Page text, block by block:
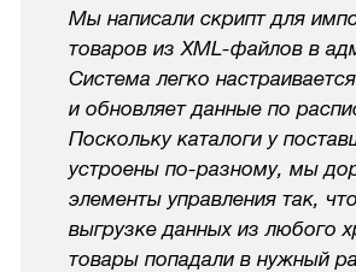
Мы написали скрипт для
товаров изXML-файлов в
Система легко настраивается
и обновляет данные по
Поскольку каталоги у
устроены по-разному, мы
элементы управления так,
выгрузке данных из любого
товары попадали в нужный